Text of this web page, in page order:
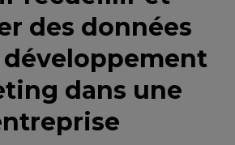
des données
développement
dans une